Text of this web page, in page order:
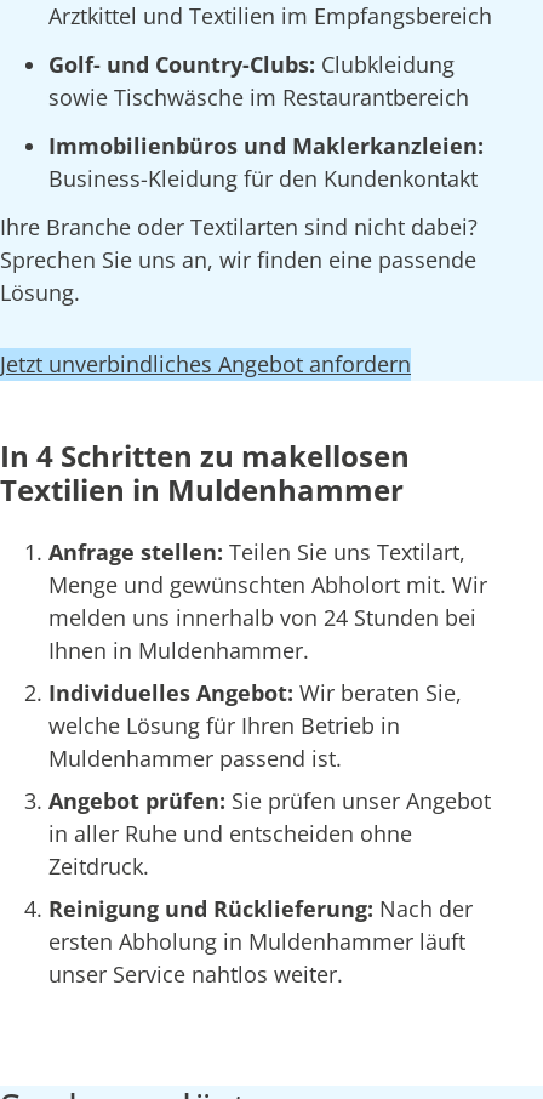
Arztkittel und Textilien im Empfangsbereich
Golf- und Country-Clubs: Clubkleidung
sowie Tischwäsche im Restaurantbereich
Immobilienbüros und Maklerkanzleien:
Business-Kleidung für den Kundenkontakt
Ihre Branche oder Textilarten sind nicht dabei?
Sprechen Sie uns an, wir finden eine passende
Lösung.
Jetzt unverbindliches Angebot anfordern
In 4 Schritten zu makellosen
Textilien in Muldenhammer
Anfrage stellen: Teilen Sie uns Textilart,
Menge und gewünschten Abholort mit. Wir
melden uns innerhalb von 24 Stunden bei
Ihnen in Muldenhammer.
Individuelles Angebot: Wir beraten Sie,
welche Lösung für Ihren Betrieb in
Muldenhammer passend ist.
Angebot prüfen: Sie prüfen unser Angebot
in aller Ruhe und entscheiden ohne
Zeitdruck.
Reinigung und Rücklieferung: Nach der
ersten Abholung in Muldenhammer läuft
unser Service nahtlos weiter.